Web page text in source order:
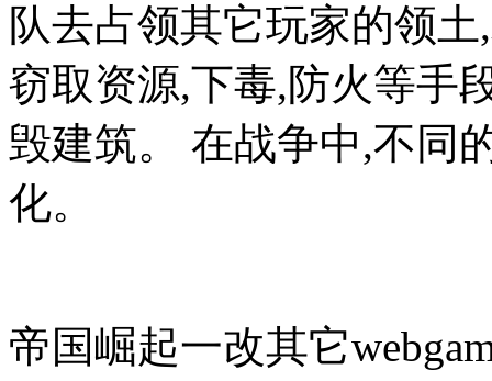
队去占领其它玩家的领
窃取资源,下毒,防火等手
毁建筑。 在战争中,不同
化。
帝国崛起一改其它